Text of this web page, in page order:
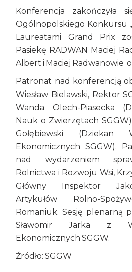
Konferencja zakończyła
Ogólnopolskiego Konkursu
Laureatami Grand Prix
Pasiekę RADWAN Maciej
Albert i Maciej Radwanowie
Patronat nad konferencją
Wiesław Bielawski, Rektor
Wanda Olech-Piasecka
Nauk o Zwierzętach
Gołębiewski (Dziekan
Ekonomicznych SGGW).
nad wydarzeniem
Rolnictwa i Rozwoju Wsi,
Główny Inspektor
Artykułów Rolno-
Romaniuk. Sesję plenarną
Sławomir Jarka z
Ekonomicznych SGGW.
Źródło: SGGW